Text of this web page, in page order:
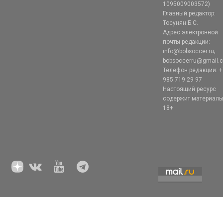
1095009003572)
Главный редактор:
Тосунян Б.С.
Адрес электронной
почты редакции:
info@bobsoccer.ru;
Телефон редакции:
985 719 29 97
Настоящий ресурс
содержит
18+